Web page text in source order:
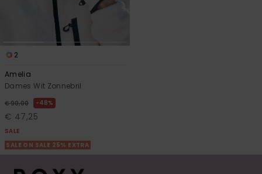
2
Amelia
Dames Wit Zonnebril
€ 90,00 48%
€ 47,25
SALE
SALE ON SALE 25% EXTRA